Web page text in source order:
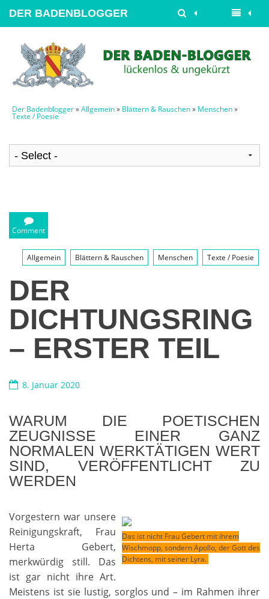
DER BADENBLOGGER
Der Badenblogger»Allgemein» Blättern & Rauschen» Menschen»
Texte / Poesie
Comment
Allgemein Blättern & Rauschen Menschen Texte / Poesie
DER
DICHTUNGSRING
– ERSTER TEIL
8. Januar 2020
WARUM DIE POETISCHEN
ZEUGNISSE EINER GANZ
NORMALEN WERKTÄTIGEN WERT
SIND, VERÖFFENTLICHT ZU
WERDEN
Das ist nicht Frau Gebert mit ihrem
Wischmopp, sondern Apollo, der Gott des
Dichtens, mit seiner Lyra.
Vorgestern war unsere
Reinigungskraft, Frau
Herta Gebert,
merkwürdig still. Das
ist gar nicht ihre Art.
Meistens ist sie lustig, sorglos und – im Rahmen ihrer